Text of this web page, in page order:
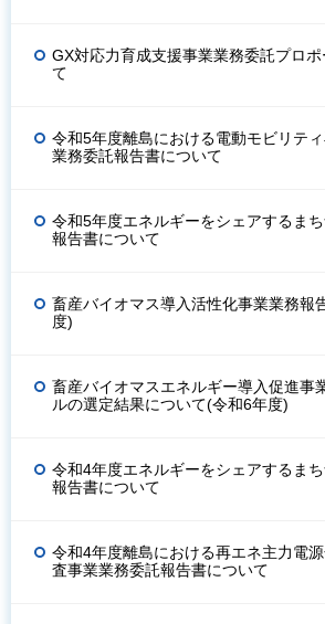
GX対応力育成支援事業業務委託プロ
て
令和5年度離島における電動モビリテ
業務委託報告書について
令和5年度エネルギーをシェアするま
報告書について
畜産バイオマス導入活性化事業業務報
度)
畜産バイオマスエネルギー導入促進事
ルの選定結果について(令和6年度)
令和4年度エネルギーをシェアするま
報告書について
令和4年度離島における再エネ主力電
査事業業務委託報告書について